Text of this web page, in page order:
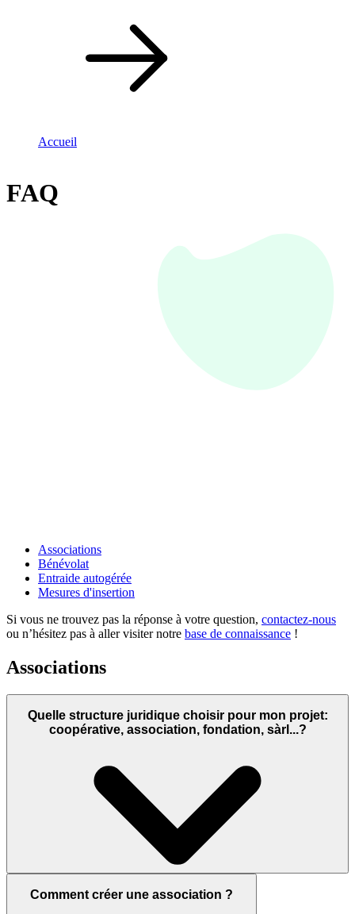
Accueil
FAQ
Associations
Bénévolat
Entraide autogérée
Mesures d'insertion
Si vous ne trouvez pas la réponse à votre question, contactez-nous
ou n’hésitez pas à aller visiter notre base de connaissance !
Associations
Quelle structure juridique choisir pour mon projet:
coopérative, association, fondation, sàrl...?
Comment créer une association ?